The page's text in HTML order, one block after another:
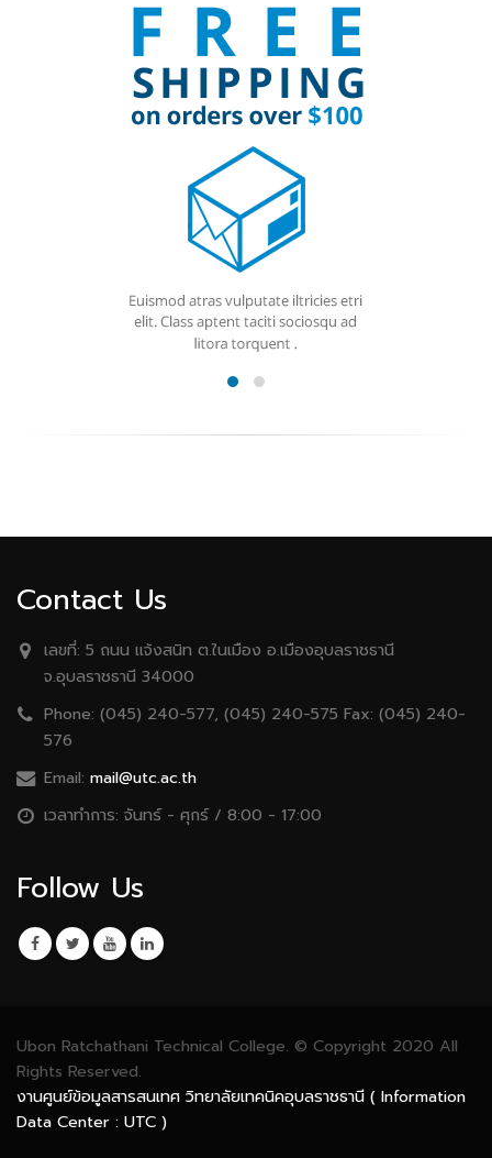
Contact Us
เลขที่: 5 ถนน เเจ้งสนิท ต.ในเมือง อ.เมืองอุบลราชธานี
จ.อุบลราชธานี 34000
Phone: (045) 240-577, (045) 240-575 Fax: (045) 240-
576
Email: mail@utc.ac.th
เวลาทำการ: จันทร์ - ศุกร์ / 8:00 - 17:00
Follow Us
Ubon Ratchathani Technical College. © Copyright 2020 All
Rights Reserved.
งานศูนย์ข้อมูลสารสนเทศ วิทยาลัยเทคนิคอุบลราชธานี ( Information
Data Center : UTC )